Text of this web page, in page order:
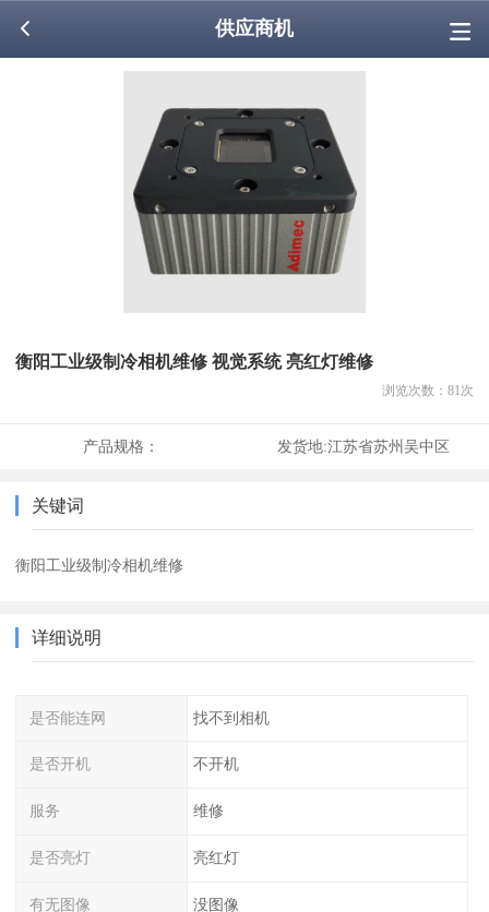
供应商机
衡阳工业级制冷相机维修 视觉系统 亮红灯维修
浏览次数： 81 次
产品规格： 发货地:江苏省苏州吴中区
关键词
衡阳工业级制冷相机维修
详细说明
是否能连网 找不到相机
是否开机 不开机
服务 维修
是否亮灯 亮红灯
有无图像 没图像